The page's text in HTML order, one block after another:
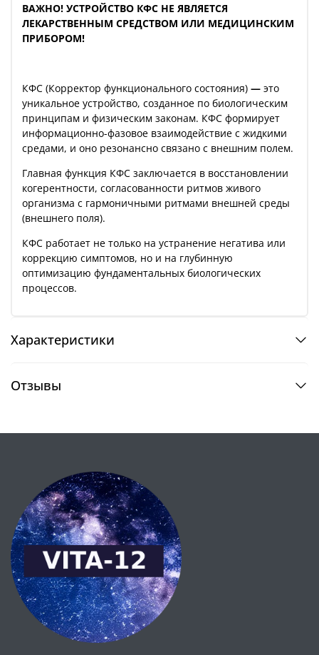
ВАЖНО! УСТРОЙСТВО КФС НЕ ЯВЛЯЕТСЯ
ЛЕКАРСТВЕННЫМ СРЕДСТВОМ ИЛИ МЕДИЦИНСКИМ
ПРИБОРОМ!
КФС (Корректор функционального состояния) — это
уникальное устройство, созданное по биологическим
принципам и физическим законам. КФС формирует
информационно-фазовое взаимодействие с жидкими
средами, и оно резонансно связано с внешним полем.
Главная функция КФС заключается в восстановлении
когерентности, согласованности ритмов живого
организма с гармоничными ритмами внешней среды
(внешнего поля).
КФС работает не только на устранение негатива или
коррекцию симптомов, но и на глубинную
оптимизацию фундаментальных биологических
процессов.
Характеристики
Отзывы